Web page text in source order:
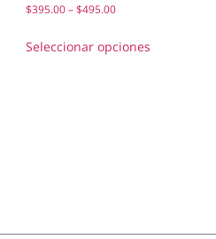
$395.00–$495.00
Seleccionar opciones